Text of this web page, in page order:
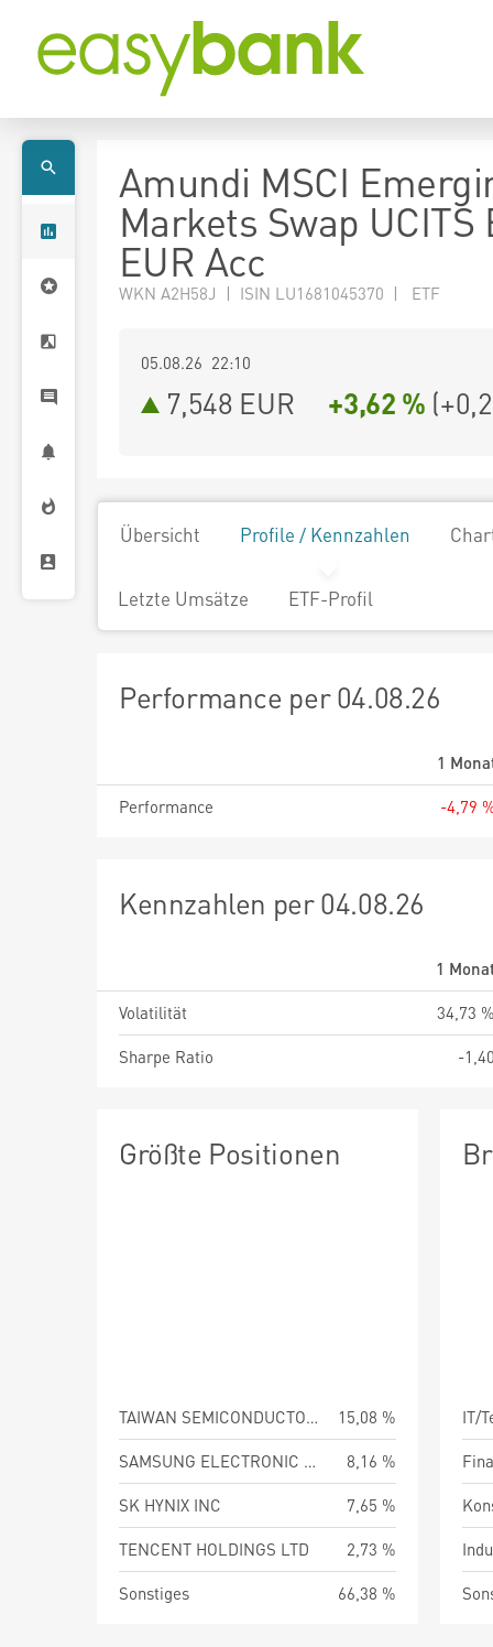
Amundi MSCI
Markets Swap UCITS
EUR Acc
WKN A2H58J | ISIN LU1681045370 | ETF
05.08.26 22:10
7,548 EUR +3,62 % (
Übersicht Profile / Kennzahlen
Letzte Umsätze ETF-Profil
Performance per 04.08.26
1
Performance
-4,79
Kennzahlen per 04.08.26
1
Volatilität
34,73
Sharpe Ratio
-
Größte Positionen
TAIWAN SEMICONDUCTOR MANUFAC
15,08 %
SAMSUNG ELECTRONIC CO LTD
8,16 %
SK HYNIX INC
7,65 %
TENCENT HOLDINGS LTD
2,73 %
Sonstiges
66,38 %
IT/